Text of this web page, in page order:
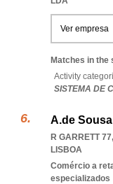
Ver empresa
Matches in the
Activity
SISTEMA DE
A.de
R GARRETT
LISBOA
Comércio a
especializados